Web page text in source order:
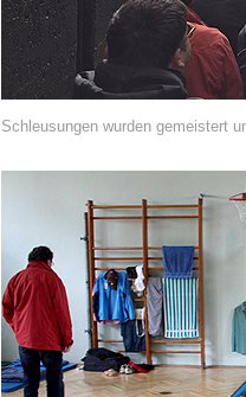
Schleusungen wurden gemeistert